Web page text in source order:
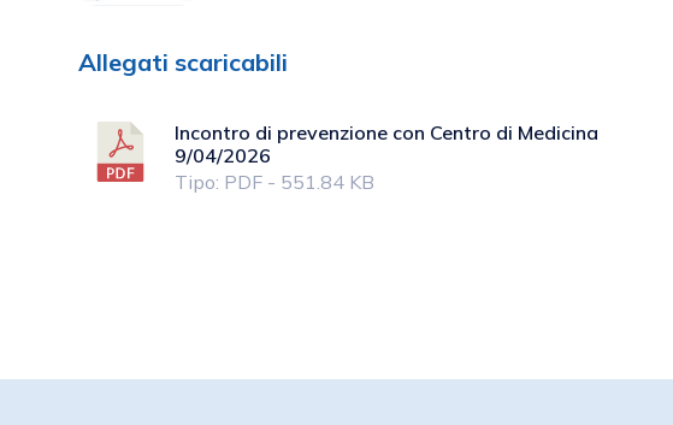
Allegati scaricabili
Incontro di prevenzione con Centro di Medicina
9/04/2026
Tipo: PDF - 551.84 KB